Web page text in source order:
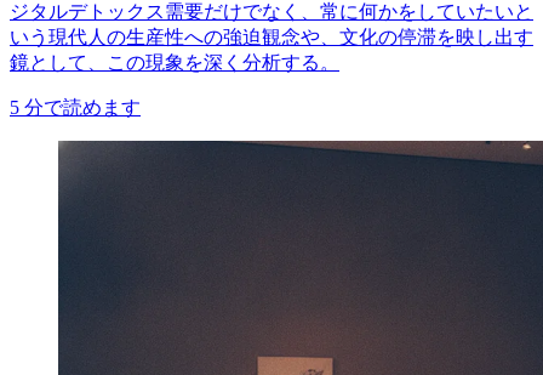
ジタルデトックス需要だけでなく、常に何かをしていたいと
いう現代人の生産性への強迫観念や、文化の停滞を映し出す
鏡として、この現象を深く分析する。
5 分で読めます